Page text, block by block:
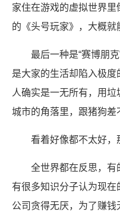
家住在游戏的虚拟世界
的《头号玩家》，大概就
最后一种是“赛博朋
是大家的生活却陷入极
人确实是一无所有，用
城市的角落里，跟猪狗差
看着好像都不太好，
全世界都在反思，有
有很多知识分子认为现
公司贪得无厌，为了赚